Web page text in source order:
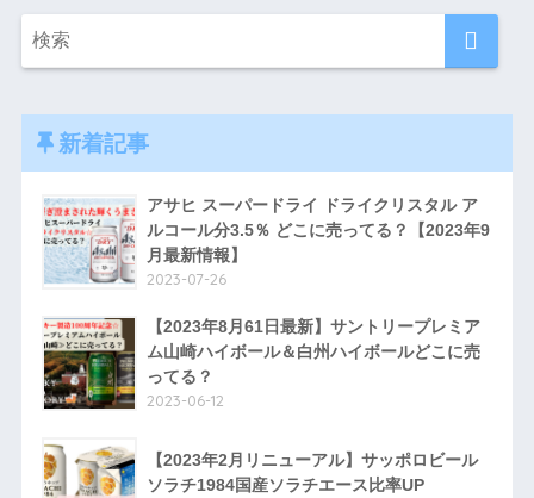
新着記事
アサヒ スーパードライ ドライクリスタル ア
ルコール分3.5％ どこに売ってる？【2023年9
月最新情報】
2023-07-26
【2023年8月61日最新】サントリープレミア
ム山崎ハイボール＆白州ハイボールどこに売
ってる？
2023-06-12
【2023年2月リニューアル】サッポロビール
ソラチ1984国産ソラチエース比率UP